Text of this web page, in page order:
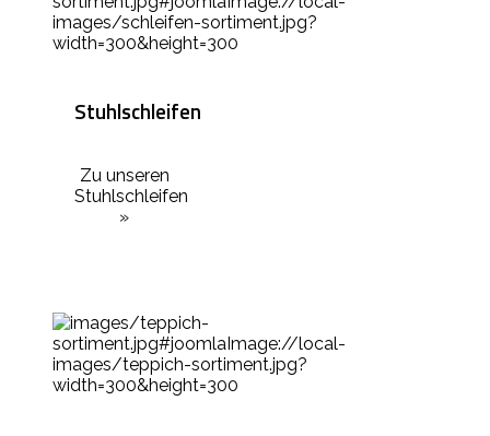
Stuhlschleifen
Zu unseren
Stuhlschleifen
»